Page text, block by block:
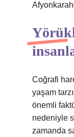
Coğrafi
yaşam
önemli
nedeniyle
zamanda